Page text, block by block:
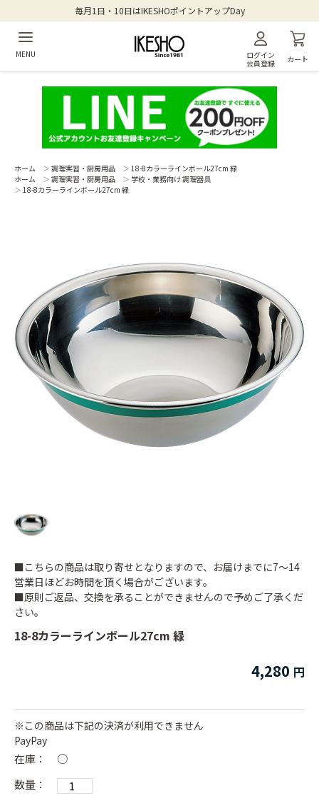
毎月1日・10日はIKESHOポイントアップDay
MENU
ログイン
会員登録
カート
ホーム ＞ 調理実習・厨房用品 ＞ 18-8カラーラインボール27cm 緑
ホーム
＞ 調理実習・厨房用品 ＞ 学校・業務向け 調理器具
＞ 18-8カラーラインボール27cm 緑
18-8カラーラインボール27cm 緑
4,280
※この商品は下記の決済が利用できません
PayPay
在庫：
○
数量：
■こちらの商品は取り寄せとなりますので、お届けまでに7～14
営業日ほどお時間を頂く場合がございます。
■原則ご返品、交換を承ることができませんので予めご了承くだ
さい。